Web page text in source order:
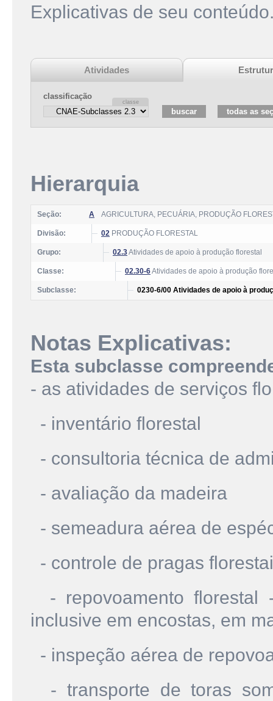
Explicativas de seu
Atividades
classificação
Hierarquia
Seção: A AGRICULTURA, PECUÁRIA, PRODUÇÃO
Divisão: 02 PRODUÇÃO FLORESTAL
Grupo: 02.3Atividades de apoio à produção florestal
Classe: 02.30-6Atividades de apoio à produção
Subclasse: 0230-6/00 Atividades de apoio à
Notas Explicativas:
Esta subclasse
- as atividades de serviços
- inventário florestal
- consultoria técnica de
- avaliação da madeira
- semeadura aérea de
- controle de pragas
- repovoamento florestal
inclusive em encostas, em
- inspeção aérea de
- transporte de toras